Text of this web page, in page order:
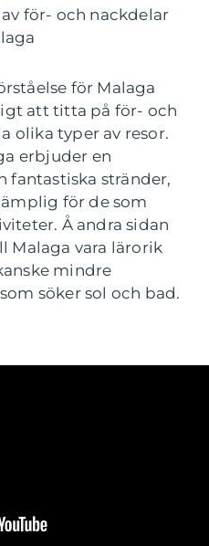
för- och nackdelar
för Malaga
att titta på för- och
olika typer av resor.
erbjuder en
fantastiska stränder,
för de som
Å andra sidan
Malaga vara lärorik
mindre
söker sol och bad.